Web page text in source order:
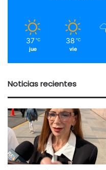
37 ℃
jue
38 ℃
vie
Noticias recientes